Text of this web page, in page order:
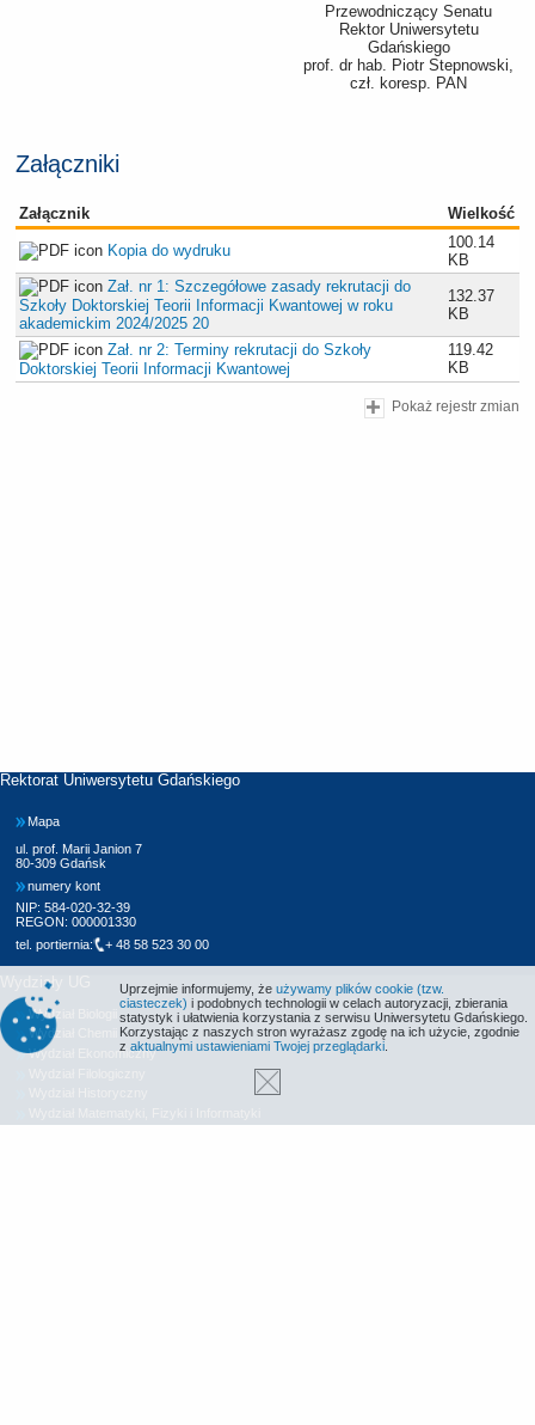
Przewodniczący Senatu
Rektor Uniwersytetu
Gdańskiego
prof. dr hab. Piotr Stepnowski,
czł. koresp. PAN
Załączniki
Załącznik Wielkość
Kopia do wydruku
100.14
KB
Zał. nr 1: Szczegółowe zasady rekrutacji do
Szkoły Doktorskiej Teorii Informacji Kwantowej w roku
akademickim 2024/2025 20
132.37
KB
Zał. nr 2: Terminy rekrutacji do Szkoły
Doktorskiej Teorii Informacji Kwantowej
119.42
KB
Pokaż rejestr zmian
Rektorat Uniwersytetu Gdańskiego
Mapa
ul. prof. Marii Janion 7
80-309 Gdańsk
numery kont
NIP: 584-020-32-39
REGON: 000001330
tel. portiernia:
+ 48 58 523 30 00
Wydziały UG
Wydział Biologii
Wydział Chemii
Wydział Ekonomiczny
Uprzejmie informujemy, że używamy plików cookie (tzw.
ciasteczek) i podobnych technologii w celach autoryzacji, zbierania
statystyk i ułatwienia korzystania z serwisu Uniwersytetu Gdańskiego.
Korzystając z naszych stron wyrażasz zgodę na ich użycie, zgodnie
z aktualnymi ustawieniami Twojej przeglądarki